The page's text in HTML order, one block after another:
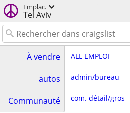
Emplac.
Tel Aviv
À vendre
autos
Communauté
ALL EMPLOI
admin/bureau
com. détail/gros